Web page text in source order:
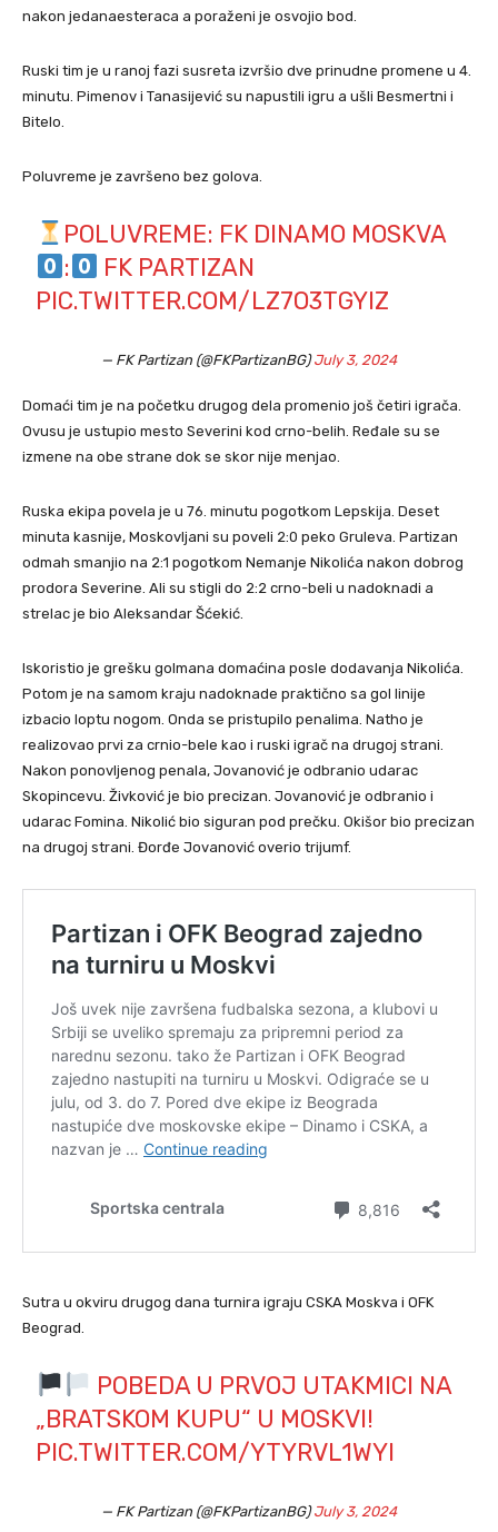
nakon jedanaesteraca a poraženi je osvojio bod.
Ruski tim je u ranoj fazi susreta izvršio dve prinudne promene u 4.
minutu. Pimenov i Tanasijević su napustili igru a ušli Besmertni i
Bitelo.
Poluvreme je završeno bez golova.
POLUVREME: FK DINAMO MOSKVA
:
FK PARTIZAN
PIC.TWITTER.COM/LZ7O3TGYIZ
— FK Partizan (@FKPartizanBG)July 3, 2024
Domaći tim je na početku drugog dela promenio još četiri igrača.
Ovusu je ustupio mesto Severini kod crno-belih. Ređale su se
izmene na obe strane dok se skor nije menjao.
Ruska ekipa povela je u 76. minutu pogotkom Lepskija. Deset
minuta kasnije, Moskovljani su poveli 2:0 peko Gruleva. Partizan
odmah smanjio na 2:1 pogotkom Nemanje Nikolića nakon dobrog
prodora Severine. Ali su stigli do 2:2 crno-beli u nadoknadi a
strelac je bio Aleksandar Šćekić.
Iskoristio je grešku golmana domaćina posle dodavanja Nikolića.
Potom je na samom kraju nadoknade praktično sa gol linije
izbacio loptu nogom. Onda se pristupilo penalima. Natho je
realizovao prvi za crnio-bele kao i ruski igrač na drugoj strani.
Nakon ponovljenog penala, Jovanović je odbranio udarac
Skopincevu. Živković je bio precizan. Jovanović je odbranio i
udarac Fomina. Nikolić bio siguran pod prečku. Okišor bio precizan
na drugoj strani. Đorđe Jovanović overio trijumf.
Sutra u okviru drugog dana turnira igraju CSKA Moskva i OFK
Beograd.
POBEDA U PRVOJ UTAKMICI NA
„BRATSKOM KUPU“ U MOSKVI!
PIC.TWITTER.COM/YTYRVL1WYI
— FK Partizan (@FKPartizanBG)July 3, 2024